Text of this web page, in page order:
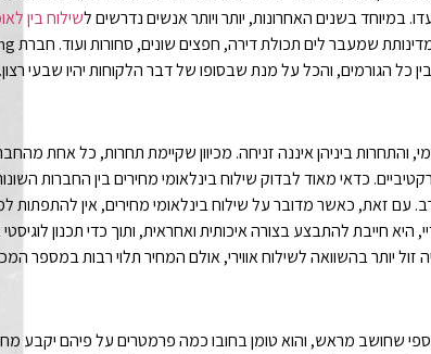
במיוחד בשנים האחרונות, יותר ויותר אנשים נדרשים לשילוח בין
כל הגורמים, והכל על מנת שבסופו של דבר הלקוחות יהיו שבעי רצון.
והתחרות ביניהן איננה זניחה. מכיוון שקיימת תחרות, כל אחת
כדאי מאוד לבדוק שילוח בינלאומי מחירים בין החברות
עם זאת, כאשר מדובר על שילוח בינלאומי מחירים, אין להתפתות
חייבת להתבצע בצורה איכותית ואחראית, ותוך כדי תכנון
יותר בהשוואה לשילוח אווירי, אולם המחיר תלוי רבות במספר
שחושב מראש, והוא טומן בחובו כמה פרמטרים על פיהם יקבע